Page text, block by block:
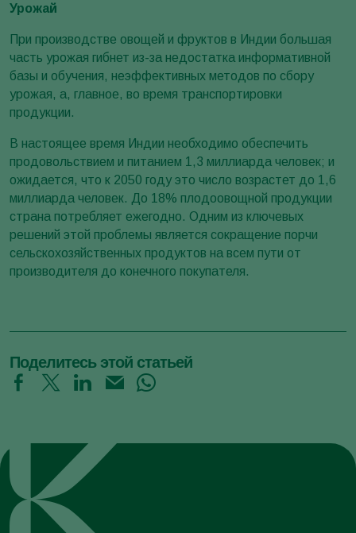
Урожай
При производстве овощей и фруктов в Индии большая
часть урожая гибнет из-за недостатка информативной
базы и обучения, неэффективных методов по сбору
урожая, а, главное, во время транспортировки
продукции.
В настоящее время Индии необходимо обеспечить
продовольствием и питанием 1,3 миллиарда человек; и
ожидается, что к 2050 году это число возрастет до 1,6
миллиарда человек. До 18% плодоовощной продукции
страна потребляет ежегодно. Одним из ключевых
решений этой проблемы является сокращение порчи
сельскохозяйственных продуктов на всем пути от
производителя до конечного покупателя.
Поделитесь этой статьей